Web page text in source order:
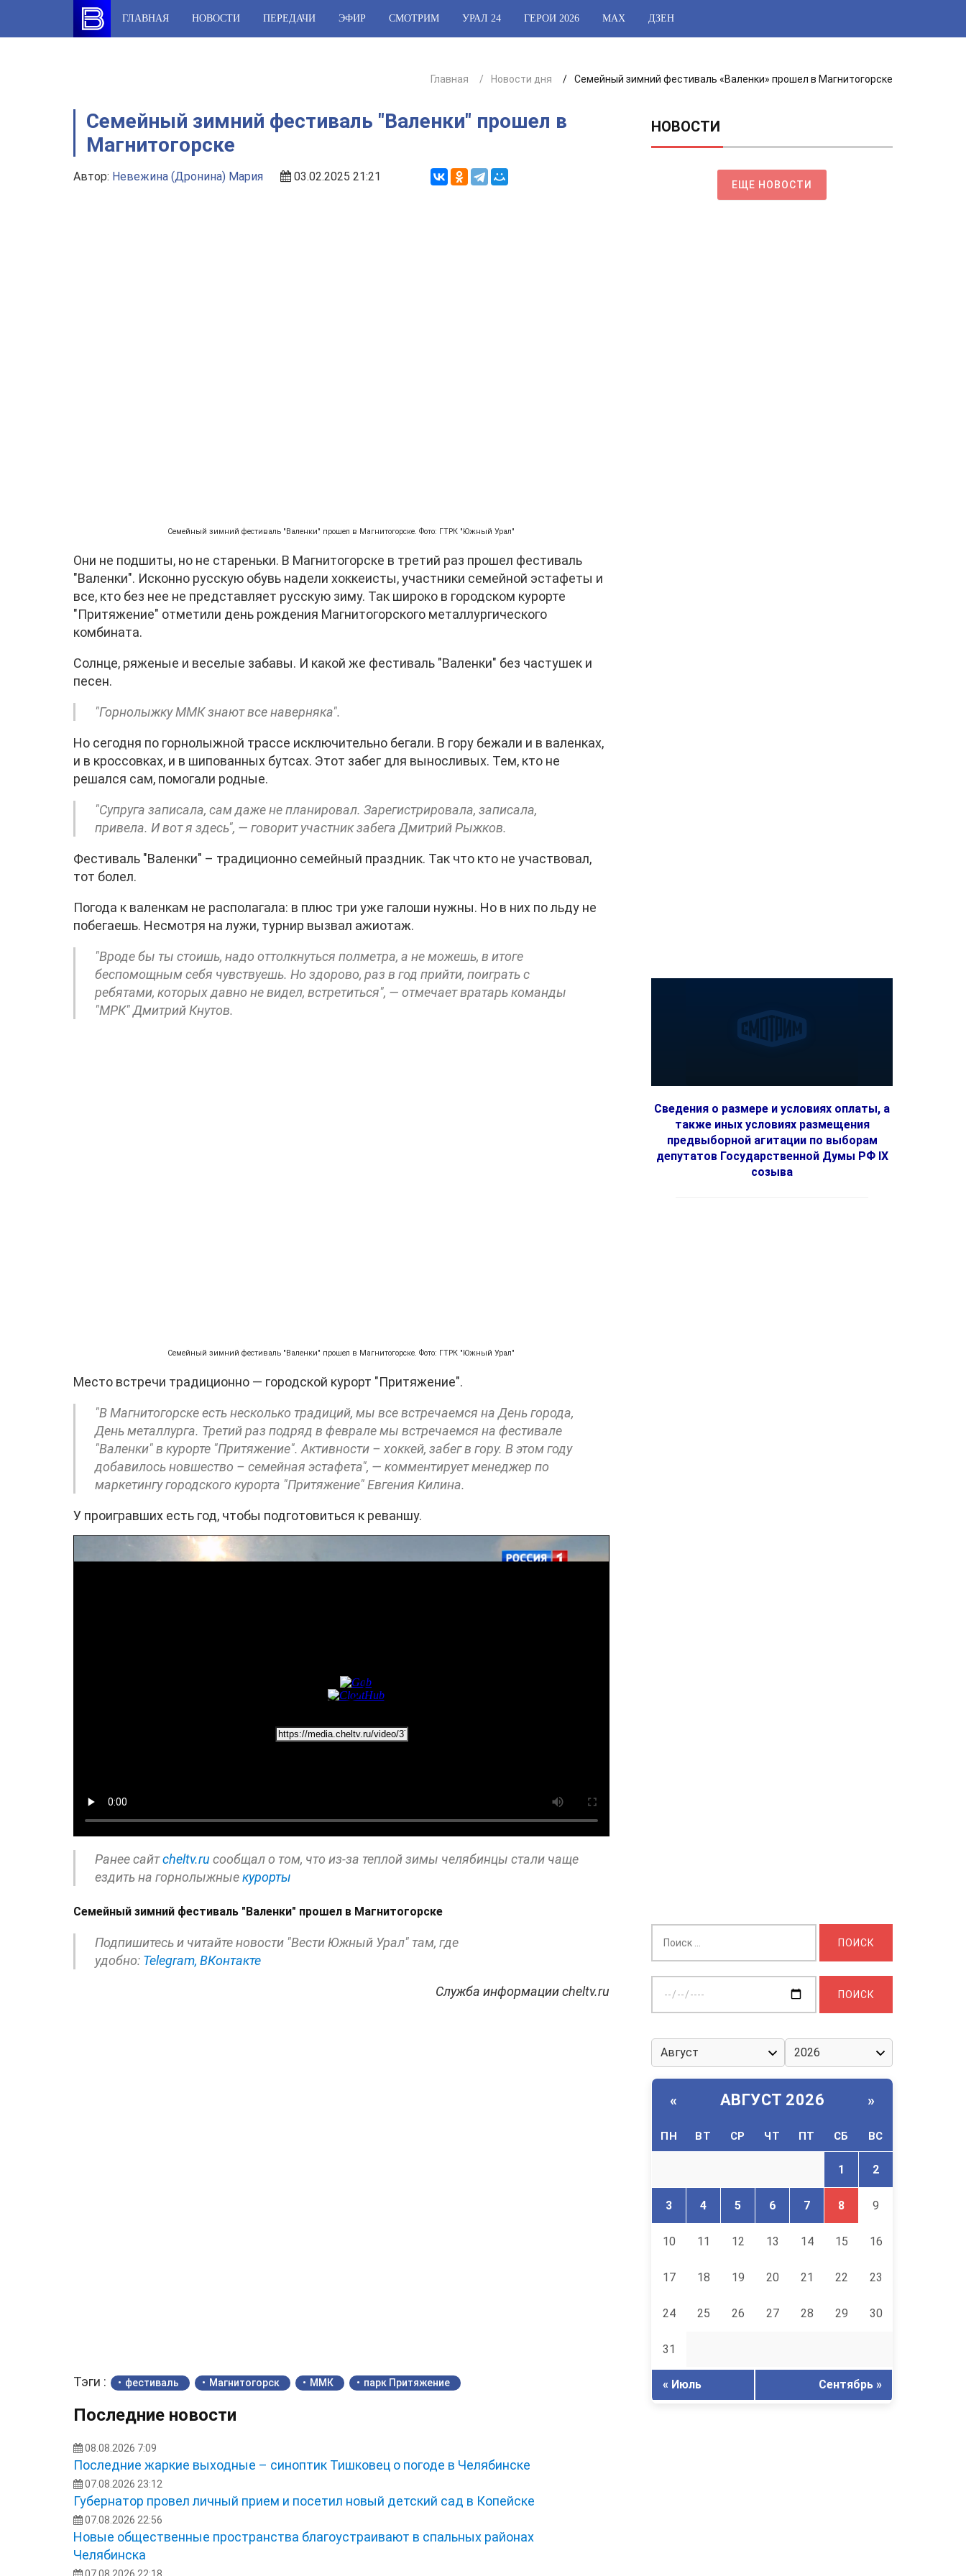
content
ГЛАВНАЯ НОВОСТИ ПЕРЕДАЧИ ЭФИР СМОТРИМ УРАЛ 24 ГЕРОИ 2026 МАХ ДЗЕН
Главная Новости дня Семейный зимний фестиваль «Валенки» прошел в Магнитогорске
Семейный зимний фестиваль "Валенки" прошел в
Магнитогорске
Автор: Невежина (Дронина) Мария 03.02.2025 21:21
Семейный зимний фестиваль "Валенки" прошел в Магнитогорске. Фото: ГТРК "Южный Урал"
Они не подшиты, но не стареньки. В Магнитогорске в третий раз прошел фестиваль
"Валенки". Исконно русскую обувь надели хоккеисты, участники семейной эстафеты и
все, кто без нее не представляет русскую зиму. Так широко в городском курорте
"Притяжение" отметили день рождения Магнитогорского металлургического
комбината.
Солнце, ряженые и веселые забавы. И какой же фестиваль "Валенки" без частушек и
песен.
"Горнолыжку ММК знают все наверняка".
Но сегодня по горнолыжной трассе исключительно бегали. В гору бежали и в валенках,
и в кроссовках, и в шипованных бутсах. Этот забег для выносливых. Тем, кто не
решался сам, помогали родные.
"Супруга записала, сам даже не планировал. Зарегистрировала, записала,
привела. И вот я здесь", — говорит участник забега Дмитрий Рыжков.
Фестиваль "Валенки" – традиционно семейный праздник. Так что кто не участвовал,
тот болел.
Погода к валенкам не располагала: в плюс три уже галоши нужны. Но в них по льду не
побегаешь. Несмотря на лужи, турнир вызвал ажиотаж.
"Вроде бы ты стоишь, надо оттолкнуться полметра, а не можешь, в итоге
беспомощным себя чувствуешь. Но здорово, раз в год прийти, поиграть с
ребятами, которых давно не видел, встретиться", — отмечает вратарь команды
"МРК" Дмитрий Кнутов.
Семейный зимний фестиваль "Валенки" прошел в Магнитогорске. Фото: ГТРК "Южный Урал"
Место встречи традиционно — городской курорт "Притяжение".
"В Магнитогорске есть несколько традиций, мы все встречаемся на День города,
День металлурга. Третий раз подряд в феврале мы встречаемся на фестивале
"Валенки" в курорте "Притяжение". Активности – хоккей, забег в гору. В этом году
добавилось новшество – семейная эстафета", — комментирует менеджер по
маркетингу городского курорта "Притяжение" Евгения Килина.
У проигравших есть год, чтобы подготовиться к реваншу.
Ранее сайтcheltv.ru сообщал о том, что из-за теплой зимы челябинцы стали чаще
ездить на горнолыжныекурорты
Семейный зимний фестиваль "Валенки" прошел в Магнитогорске
Подпишитесь и читайте новости "Вести Южный Урал" там, где
удобно: Telegram, ВКонтакте
Служба информации cheltv.ru
Тэги : фестиваль Магнитогорск ММК парк Притяжение
Последние новости
08.08.2026 7:09
Последние жаркие выходные – синоптик Тишковец о погоде в Челябинске
07.08.2026 23:12
Губернатор провел личный прием и посетил новый детский сад в Копейске
07.08.2026 22:56
Новые общественные пространства благоустраивают в спальных районах
Челябинска
07.08.2026 22:18
НОВОСТИ
ЕЩЕ НОВОСТИ
Сведения о размере и условиях оплаты, а
также иных условиях размещения
предвыборной агитации по выборам
депутатов Государственной Думы РФ IX
созыва
дату:
« АВГУСТ 2026 »
ПН ВТ СР ЧТ ПТ СБ ВС
1 2
3 4 5 6 7 8 9
10 11 12 13 14 15 16
17 18 19 20 21 22 23
24 25 26 27 28 29 30
31
« Июль Сентябрь »